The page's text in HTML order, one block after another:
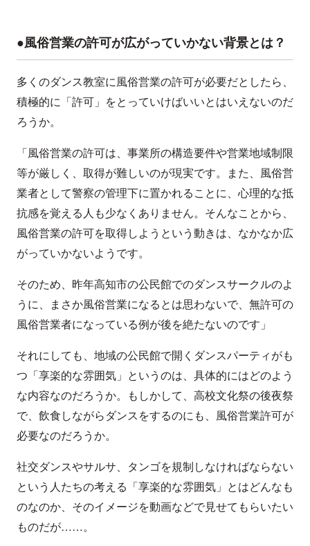
●風俗営業の許可が広がっていかない背景とは？
多くのダンス教室に風俗営業の許可が必要だとしたら、
積極的に「許可」をとっていけばいいとはいえないのだ
ろうか。
「風俗営業の許可は、事業所の構造要件や営業地域制限
等が厳しく、取得が難しいのが現実です。また、風俗営
業者として警察の管理下に置かれることに、心理的な抵
抗感を覚える人も少なくありません。そんなことから、
風俗営業の許可を取得しようという動きは、なかなか広
がっていかないようです。
そのため、昨年高知市の公民館でのダンスサークルのよ
うに、まさか風俗営業になるとは思わないで、無許可の
風俗営業者になっている例が後を絶たないのです」
それにしても、地域の公民館で開くダンスパーティがも
つ「享楽的な雰囲気」というのは、具体的にはどのよう
な内容なのだろうか。もしかして、高校文化祭の後夜祭
で、飲食しながらダンスをするのにも、風俗営業許可が
必要なのだろうか。
社交ダンスやサルサ、タンゴを規制しなければならない
という人たちの考える「享楽的な雰囲気」とはどんなも
のなのか、そのイメージを動画などで見せてもらいたい
ものだが……。